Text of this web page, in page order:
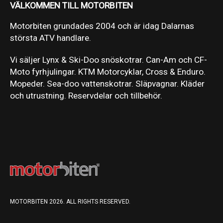
VÄLKOMMEN TILL MOTORBITEN
Motorbiten grundades 2004 och är idag Dalarnas
största ATV handlare.
Vi säljer Lynx & Ski-Doo snöskotrar. Can-Am och CF-
Moto fyrhjulingar. KTM Motorcyklar, Cross & Enduro.
Mopeder. Sea-doo vattenskotrar. Släpvagnar. Kläder
och utrustning. Reservdelar och tillbehör.
MOTORBITEN 2026. ALL RIGHTS RESERVED.